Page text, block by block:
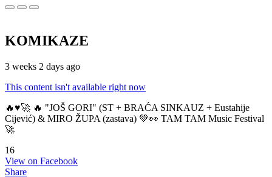
KOMIKAZE
3 weeks 2 days ago
This content isn't available right now
🔥♥️🚀 🔥 "JOŠ GORI" (ST + BRAĆA SINKAUZ + Eustahije
Cijević) & MIRO ŽUPA (zastava) 💚👀 TAM TAM Music Festival
🚀
16
View on Facebook
Share